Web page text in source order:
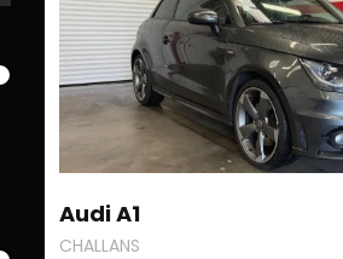
Audi A1
CHALLANS